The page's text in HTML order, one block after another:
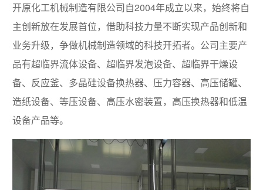
开原化工机械制造有限公司自2004年成立以来，始终将自
主创新放在发展首位，借助科技力量不断实现产品创新和
业务升级，争做机械制造领域的科技开拓者。公司主要产
品有超临界流体设备、超临界发泡设备、超临界干燥设
备、反应釜、多晶硅设备换热器、压力容器、高压储罐、
造纸设备、等压设备、高压水密装置，高压换热器和低温
设备产品等。